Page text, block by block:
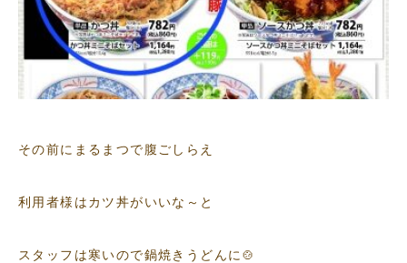
その前にまるまつで腹ごしらえ
利用者様はカツ丼がいいな～と
スタッフは寒いので鍋焼きうどんに🍲